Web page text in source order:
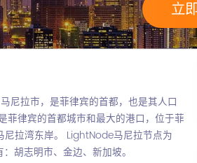
立
尼拉市，是菲律宾的首都，也是其人口
菲律宾的首都城市和最大的港口，位于菲
尼拉湾东岸。 LightNode马尼拉节点为
胡志明市、金边、新加坡。